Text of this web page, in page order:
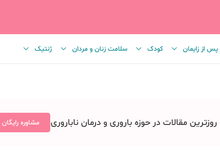
پس از زایمان کودک سلامت زنان و مردان ژنتیک
مقالات در حوزه باروری و درمان ناباروری مشاوره رایگان